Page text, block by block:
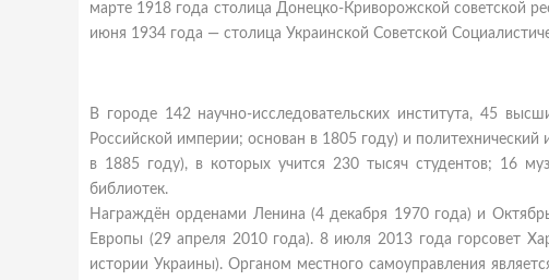
марте 1918 года столица Донецко-Криворожской советской
июня 1934 года — столица Украинской Советской
В городе 142 научно-исследовательских института, 45
Российской империи; основан в 1805 году) и
в 1885 году), в которых учится 230 тысяч студентов; 16
библиотек.
Награждён орденами Ленина (4 декабря 1970 года) и
Европы (29 апреля 2010 года). 8 июля 2013 года горсовет
истории Украины). Органом местного самоуправления